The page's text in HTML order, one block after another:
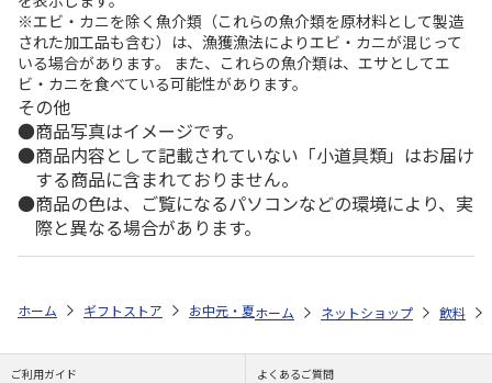
※エビ・カニを除く魚介類（これらの魚介類を原材料として製造
された加工品も含む）は、漁獲漁法によりエビ・カニが混じって
いる場合があります。 また、これらの魚介類は、エサとしてエ
ビ・カニを食べている可能性があります。
その他
商品写真はイメージです。
商品内容として記載されていない「小道具類」はお届け
する商品に含まれておりません。
商品の色は、ご覧になるパソコンなどの環境により、実
際と異なる場合があります。
ホーム ギフトストア お中元・夏ギフト特集 2026 ゆうゆうギフト
ホーム ネットショップ 飲料
ご利用ガイド よくあるご質問